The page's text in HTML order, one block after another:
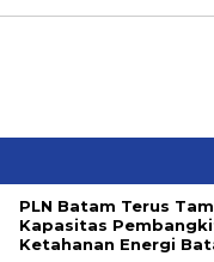
PLN Batam Terus
Kapasitas
Ketahanan Energi